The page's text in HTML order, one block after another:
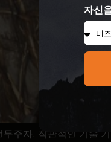
주자. 직관적인 기술
자신